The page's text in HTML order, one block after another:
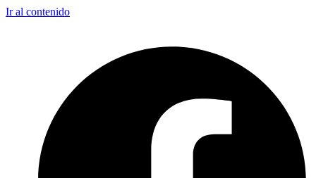
Ir al contenido